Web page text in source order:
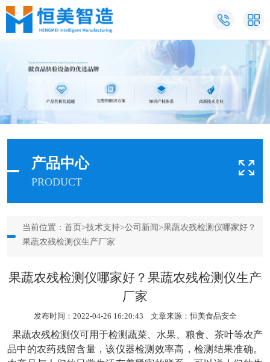
产品中心
PRODUCT
当前位置： 首页 >技术支持>公司新闻>果蔬农残检测仪哪家好？
果蔬农残检测仪生产厂家
果蔬农残检测仪哪家好？果蔬农残检测仪生产
厂家
发布时间：2022-04-26 16:20:43 文章来源：恒美食品安全
果蔬农残检测仪可用于检测蔬菜、水果、粮食、茶叶等农产
品中的农药残留含量，该仪器检测效率高，检测结果准确。